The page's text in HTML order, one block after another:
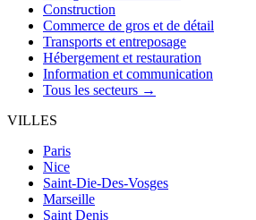
Construction
Commerce de gros et de détail
Transports et entreposage
Hébergement et restauration
Information et communication
Tous les secteurs →
VILLES
Paris
Nice
Saint-Die-Des-Vosges
Marseille
Saint Denis